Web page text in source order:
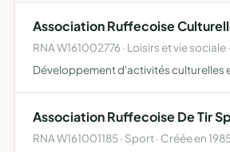
Association Ruffecoise
RNA W161002776 · Loisirs et vie sociale
Développement d'activités culturelles
Association Ruffecoise De Tir
RNA W161001185 · Sport · Créée en